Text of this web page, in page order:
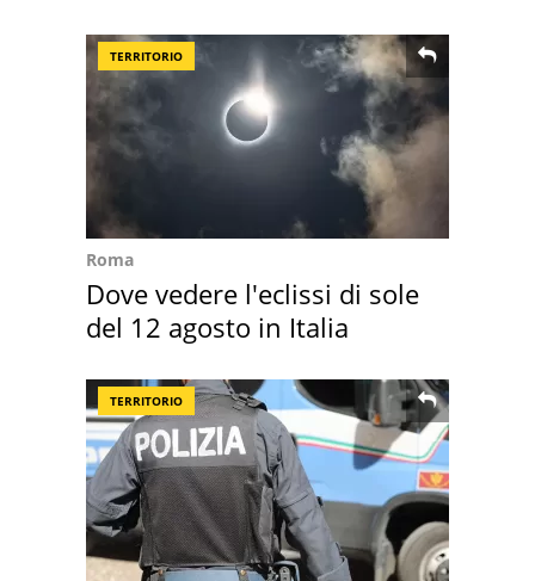
TERRITORIO
Roma
Dove vedere l'eclissi di sole
del 12 agosto in Italia
TERRITORIO